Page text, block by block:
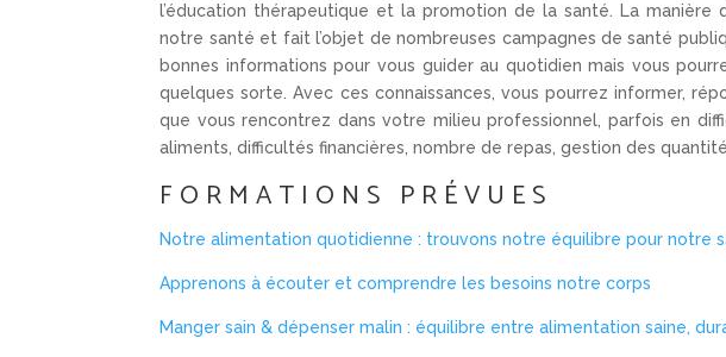
l’éducation thérapeutique et la promotion de la santé. La manière
notre santé et fait l’objet de nombreuses campagnes de santé
bonnes informations pour vous guider au quotidien mais vous
quelques sorte. Avec ces connaissances, vous pourrez informer,
que vous rencontrez dans votre milieu professionnel, parfois en
aliments, difficultés financières, nombre de repas, gestion des
FORMATIONS PRÉVUES
Notre alimentation quotidienne : trouvons notre équilibre pour notre
Apprenons à écouter et comprendre les besoins notre corps
Manger sain & dépenser malin : équilibre entre alimentation saine,